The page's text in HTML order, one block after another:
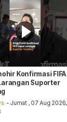
Konfirmasi FIFA
Suporter
- Jumat , 07 Aug 2026,